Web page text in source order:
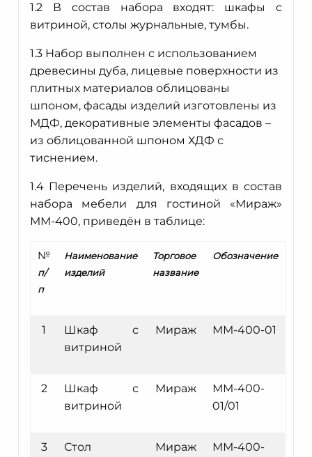
1.2 В состав набора входят: шкафы с
витриной, столы журнальные, тумбы.
1.3 Набор выполнен с использованием
древесины дуба, лицевые поверхности из
плитных материалов облицованы
шпоном, фасады изделий изготовлены из
МДФ, декоративные элементы фасадов –
из облицованной шпоном ХДФ с
тиснением.
1.4 Перечень изделий, входящих в состав
набора мебели для гостиной «Мираж»
ММ-400, приведён в таблице:
№
п/
п
Наименование
изделий
Торговое
название
Обозначение
1
Шкаф с
витриной
Мираж ММ-400-01
2
Шкаф с
витриной
Мираж
ММ-400-
01/01
3
Стол
Мираж
ММ-400-